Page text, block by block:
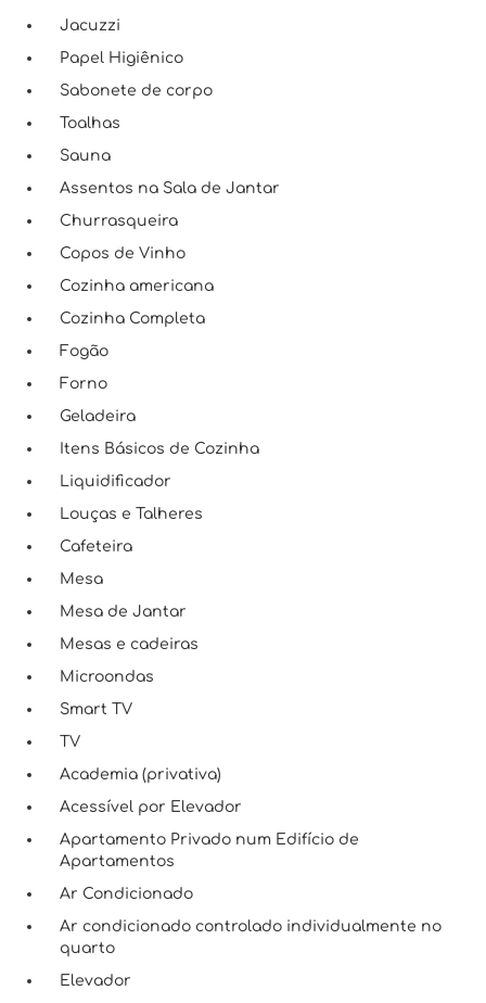
Jacuzzi
Papel Higiênico
Sabonete de corpo
Toalhas
Sauna
Assentos na Sala de Jantar
Churrasqueira
Copos de Vinho
Cozinha americana
Cozinha Completa
Fogão
Forno
Geladeira
Itens Básicos de Cozinha
Liquidificador
Louças e Talheres
Cafeteira
Mesa
Mesa de Jantar
Mesas e cadeiras
Microondas
Smart TV
TV
Academia (privativa)
Acessível por Elevador
Apartamento Privado num Edifício de
Apartamentos
Ar Condicionado
Ar condicionado controlado individualmente no
quarto
Elevador